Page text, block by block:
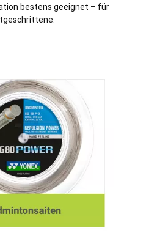
bestens geeignet – für